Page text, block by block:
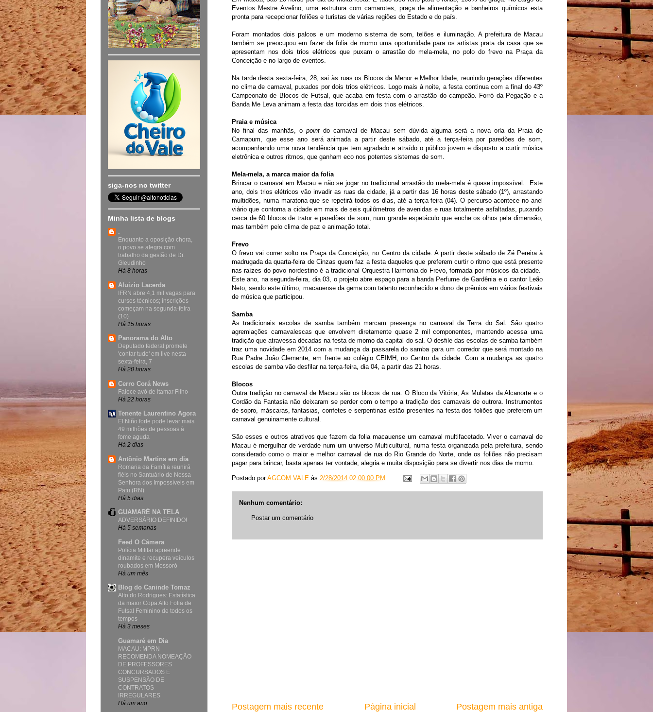
Eventos Mestre Avelino, uma estrutura com camarotes, praça de alimentação e banheiros químicos esta
pronta para recepcionar foliões e turistas de várias regiões do Estado e do país.
Foram montados dois palcos e um moderno sistema de som, telões e iluminação. A prefeitura de Macau
também se preocupou em fazer da folia de momo uma oportunidade para os artistas prata da casa que se
apresentam nos dois trios elétricos que puxam o arrastão do mela-mela, no polo do frevo na Praça da
Conceição e no largo de eventos.
Na tarde desta sexta-feira, 28, sai às ruas os Blocos da Menor e Melhor Idade, reunindo gerações diferentes
no clima de carnaval, puxados por dois trios elétricos. Logo mais à noite, a festa continua com a final do 43º
Campeonato de Blocos de Futsal, que acaba em festa com o arrastão do campeão. Forró da Pegação e a
Banda Me Leva animam a festa das torcidas em dois trios elétricos.
Praia e música
No final das manhãs, opointdo carnaval de Macau sem dúvida alguma será a nova orla da Praia de
Camapum, que esse ano será animada a partir deste sábado, até a terça-feira por paredões de som,
acompanhando uma nova tendência que tem agradado e atraído o público jovem e disposto a curtir música
eletrônica e outros ritmos, que ganham eco nos potentes sistemas de som.
Mela-mela, a marca maior da folia
Brincar o carnaval em Macau e não se jogar no tradicional arrastão do mela-mela é quase impossível.
Este
ano, dois trios elétricos vão invadir as ruas da cidade, já a partir das 16 horas deste sábado (1º), arrastando
multidões, numa maratona que se repetirá todos os dias, até a terça-feira (04). O percurso acontece no anel
viário que contorna a cidade em mais de seis quilômetros de avenidas e ruas totalmente asfaltadas, puxando
cerca de 60 blocos de trator e paredões de som, num grande espetáculo que enche os olhos pela dimensão,
mas também pelo clima de paz e animação total.
Frevo
O frevo vai correr solto na Praça da Conceição, no Centro da cidade. A partir deste sábado de Zé Pereira à
madrugada da quarta-feira de Cinzas quem faz a festa daqueles que preferem curtir o ritmo que está presente
nas raízes do povo nordestino é a tradicional Orquestra Harmonia do Frevo, formada por músicos da cidade.
Este ano, na segunda-feira, dia 03, o projeto abre espaço para a banda Perfume de Gardênia e o cantor Leão
Neto, sendo este último, macauense da gema com talento reconhecido e dono de prêmios em vários festivais
de música que participou.
Samba
As tradicionais escolas de samba também marcam presença no carnaval da Terra do Sal. São quatro
agremiações carnavalescas que envolvem diretamente quase 2 mil componentes, mantendo acessa uma
tradição que atravessa décadas na festa de momo da capital do sal. O desfile das escolas de samba também
traz uma novidade em 2014 com a mudança da passarela do samba para um corredor que será montado na
Rua Padre João Clemente, em frente ao colégio CEIMH, no Centro da cidade. Com a mudança as quatro
escolas de samba vão desfilar na terça-feira, dia 04, a partir das 21 horas.
Blocos
Outra tradição no carnaval de Macau são os blocos de rua. O Bloco da Vitória, As Mulatas da Alcanorte e o
Cordão da Fantasia não deixaram se perder com o tempo a tradição dos carnavais de outrora. Instrumentos
de sopro, máscaras, fantasias, confetes e serpentinas estão presentes na festa dos foliões que preferem um
carnaval genuinamente cultural.
São esses e outros atrativos que fazem da folia macauense um carnaval multifacetado. Viver o carnaval de
Macau é mergulhar de verdade num um universo Multicultural, numa festa organizada pela prefeitura, sendo
considerado como o maior e melhor carnaval de rua do Rio Grande do Norte, onde os foliões não precisam
pagar para brincar, basta apenas ter vontade, alegria e muita disposição para se divertir nos dias de momo.
Postado porAGCOM VALE às 2/28/2014 02:00:00 PM
Nenhum comentário:
Postar um comentário
Postagem mais recente Postagem mais antiga
Página inicial
siga-nos no twitter
Minha lista de blogs
.
Enquanto a oposição chora,
o povo se alegra com
trabalho da gestão de Dr.
Gleudinho
Há 8 horas
Aluizio Lacerda
IFRN abre 4,1 mil vagas para
cursos técnicos; inscrições
começam na segunda-feira
(10)
Há 15 horas
Panorama do Alto
Deputado federal promete
'contar tudo' em live nesta
sexta-feira, 7
Há 20 horas
Cerro Corá News
Falece avó de Itamar Filho
Há 22 horas
Tenente Laurentino Agora
El Niño forte pode levar mais
49 milhões de pessoas à
fome aguda
Há 2 dias
Antônio Martins em dia
Romaria da Família reunirá
fiéis no Santuário de Nossa
Senhora dos Impossíveis em
Patu (RN)
Há 5 dias
GUAMARÉ NA TELA
ADVERSÁRIO DEFINIDO!
Há 5 semanas
Feed O Câmera
Polícia Militar apreende
dinamite e recupera veículos
roubados em Mossoró
Há um mês
Blog do Caninde Tomaz
Alto do Rodrigues: Estatística
da maior Copa Alto Folia de
Futsal Feminino de todos os
tempos
Há 3 meses
Guamaré em Dia
MACAU: MPRN
RECOMENDA NOMEAÇÃO
DE PROFESSORES
CONCURSADOS E
SUSPENSÃO DE
CONTRATOS
IRREGULARES
Há um ano